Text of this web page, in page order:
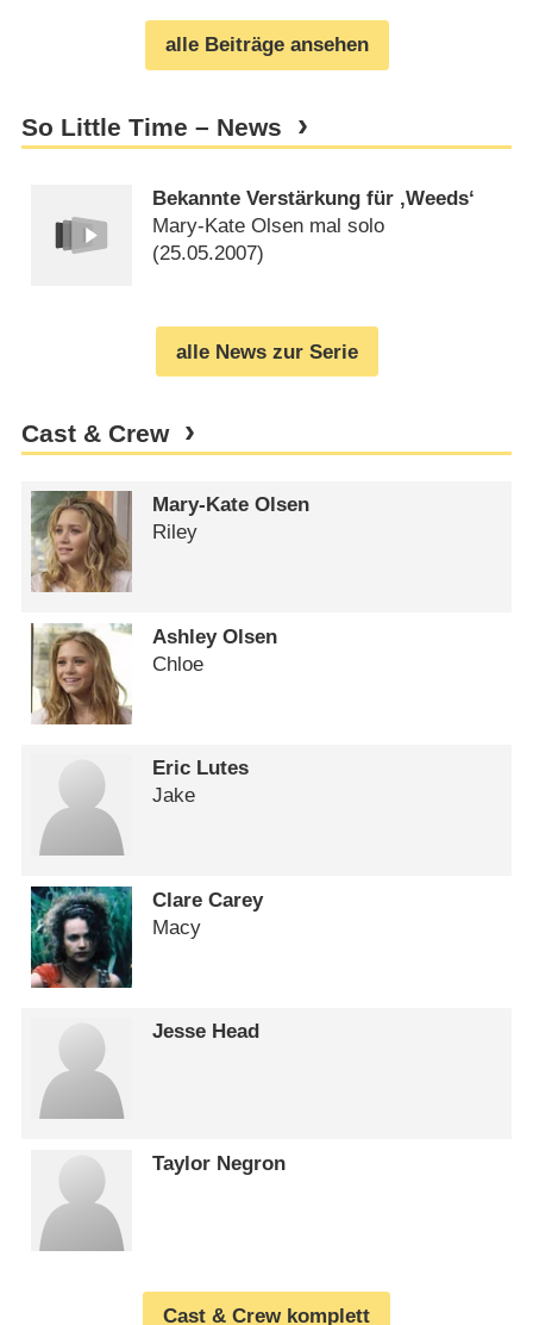
alle Beiträge ansehen
So Little Time – News
Bekannte Verstärkung für ‚Weeds‘
Mary-Kate Olsen mal solo
(25.05.2007)
alle News zur Serie
Cast & Crew
Mary-Kate Olsen
Riley
Ashley Olsen
Chloe
Eric Lutes
Jake
Clare Carey
Macy
Jesse Head
Taylor Negron
Cast & Crew komplett